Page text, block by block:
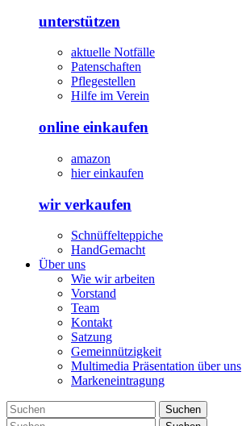
unterstützen
aktuelle Notfälle
Patenschaften
Pflegestellen
Hilfe im Verein
online einkaufen
amazon
hier einkaufen
wir verkaufen
Schnüffelteppiche
HandGemacht
Über uns
Wie wir arbeiten
Vorstand
Team
Kontakt
Satzung
Gemeinnützigkeit
Multimedia Präsentation über uns
Markeneintragung
Suchen